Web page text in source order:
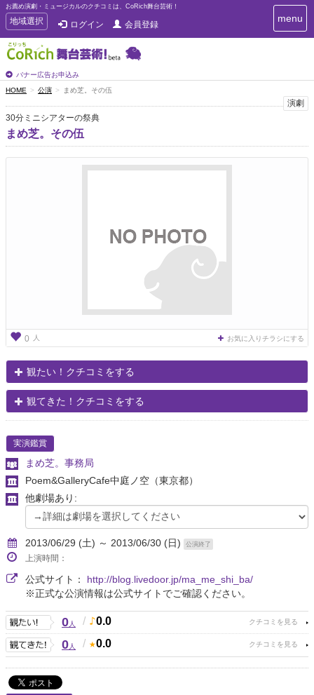
お薦め演劇・ミュージカルのクチコミは、CoRich舞台芸術！
T
o
g
g
e
n
a
v
i
g
地域選択 ログイン 会員登録
バナー広告お申込み
T
o
i
g
menu
HOME 公演 まめ芝。その伍
演劇
30分ミニシアターの祭典
まめ芝。その伍
0 人 お気に入りチラシにする
観たい！クチコミをする
観てきた！クチコミをする
実演鑑賞
まめ芝。事務局
Poem&GalleryCafe中庭ノ空 （東京都）
他劇場あり:
2013/06/29 (土) ～ 2013/06/30 (日) 公演終了
上演時間：
公式サイト： http://blog.livedoor.jp/ma_me_shi_ba/
※正式な公演情報は公式サイトでご確認ください。
0人 / 0.0
0人 / 0.0